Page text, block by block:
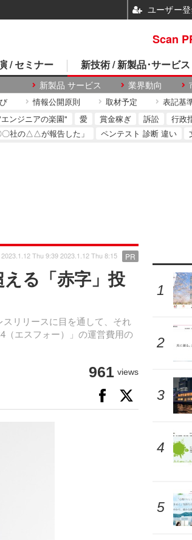
/ セミナー 新技術 / 新製品･サービ
新製品 サービス 業界動向
情報公開原則 取材予定 表記基
ンジニアの楽園" 愛 賞金稼ぎ 訴訟 行政
〇社の△△が報告した」
ペンテスト 診断 違い
る「赤字」投
リリースに目を通して、それ
（エスフォー）」の運営費用の
2023.1.12 Thu 9:39 2023.1.12 Thu 8:15 PR
961 views
Scan
ユーザー